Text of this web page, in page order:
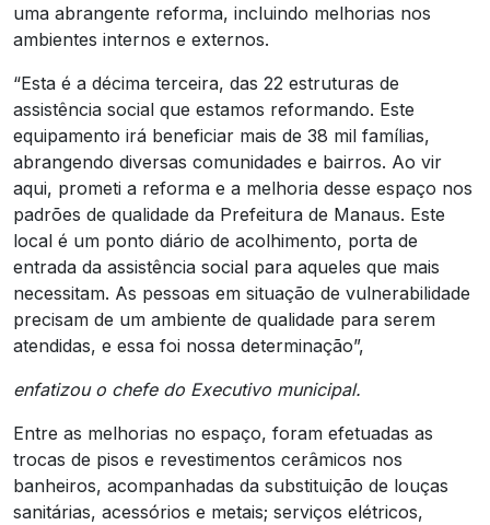
uma abrangente reforma, incluindo melhorias nos
ambientes internos e externos.
“Esta é a décima terceira, das 22 estruturas de
assistência social que estamos reformando. Este
equipamento irá beneficiar mais de 38 mil famílias,
abrangendo diversas comunidades e bairros. Ao vir
aqui, prometi a reforma e a melhoria desse espaço nos
padrões de qualidade da Prefeitura de Manaus. Este
local é um ponto diário de acolhimento, porta de
entrada da assistência social para aqueles que mais
necessitam. As pessoas em situação de vulnerabilidade
precisam de um ambiente de qualidade para serem
atendidas, e essa foi nossa determinação”,
enfatizou o chefe do Executivo municipal.
Entre as melhorias no espaço, foram efetuadas as
trocas de pisos e revestimentos cerâmicos nos
banheiros, acompanhadas da substituição de louças
sanitárias, acessórios e metais; serviços elétricos,